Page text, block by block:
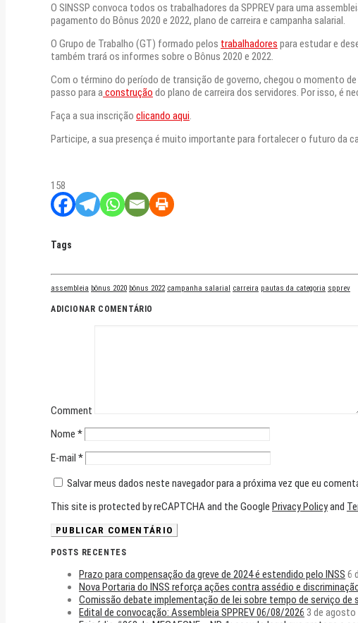
O SINSSP convoca todos os trabalhadores da SPPREV para uma
pagamento do Bônus 2020 e 2022, plano de carreira e campanha salarial.
O Grupo de Trabalho (GT) formado pelos trabalhadores para estudar e
também trará os informes sobre o Bônus 2020 e 2022.
Com o término do período de transição de governo, chegou o momento
passo para aconstrução do plano de carreira dos servidores. Por isso, é
Faça a sua inscrição clicando aqui.
Participe, a sua presença é muito importante para fortalecer o futuro da
158
Tags
assembleia bônus 2020 bônus 2022 campanha salarial carreira pautas da categoria spprev
ADICIONAR COMENTÁRIO
Comment
Nome *
E-mail *
Salvar meus dados neste navegador para a próxima vez que eu
This site is protected by reCAPTCHA and the Google Privacy Policyand
POSTS RECENTES
Prazo para compensação da greve de 2024 é estendido pelo INSS 6
Nova Portaria do INSS reforça ações contra assédio e
Comissão debate implementação de lei sobre tempo de serviço de
Edital de convocação: Assembleia SPPREV 06/08/2026 3 de agosto